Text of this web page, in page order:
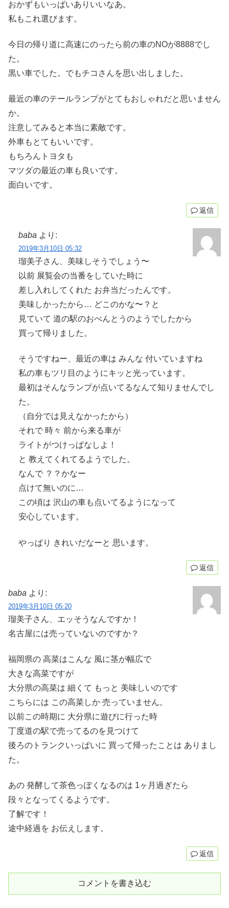
おかずもいっぱいありいいなあ。
私もこれ選びます。
今日の帰り道に高速にのったら前の車のNOが8888でし
た。
黒い車でした。でもチコさんを思い出しました。
最近の車のテールランプがとてもおしゃれだと思いません
か。
注意してみると本当に素敵です。
外車もとてもいいです。
もちろんトヨタも
マツダの最近の車も良いです。
面白いです。
返信
baba より:
2019年3月10日 05:32
瑠美子さん、美味しそうでしょう〜
以前 展覧会の当番をしていた時に
差し入れしてくれた お弁当だったんです。
美味しかったから… どこのかな〜？と
見ていて 道の駅のおべんとうのようでしたから
買って帰りました。
そうですねー、最近の車は みんな 付いていますね
私の車もツリ目のようにキッと光っています。
最初はそんなランプが点いてるなんて知りませんでし
た。
（自分では見えなかったから）
それで 時々 前から来る車が
ライトがつけっぱなしよ！
と 教えてくれてるようでした。
なんで ？？かなー
点けて無いのに…
この頃は 沢山の車も点いてるようになって
安心しています。
やっぱり きれいだなーと 思います。
返信
baba より:
2019年3月10日 05:20
瑠美子さん、エッそうなんですか！
名古屋には売っていないのですか？
福岡県の 高菜はこんな 風に茎が幅広で
大きな高菜ですが
大分県の高菜は 細くて もっと 美味しいのです
こちらには この高菜しか 売っていません。
以前この時期に 大分県に遊びに行った時
丁度道の駅で売ってるのを見つけて
後ろのトランクいっぱいに 買って帰ったことは ありまし
た。
あの 発酵して茶色っぽくなるのは 1ヶ月過ぎたら
段々となってくるようです。
了解です！
途中経過を お伝えします。
返信
コメントを書き込む